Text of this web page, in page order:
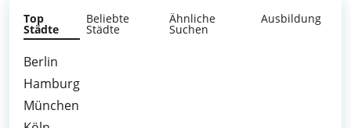
Top
Städte
Beliebte
Städte
Ähnliche
Suchen
Ausbildung
Berlin
Hamburg
München